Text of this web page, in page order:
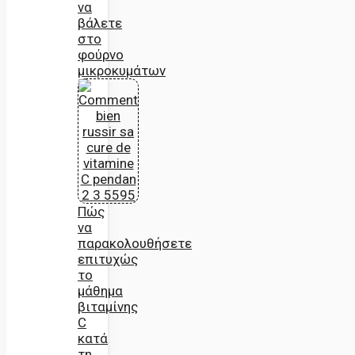
να
βάλετε
στο
φούρνο
μικροκυμάτων
Πώς
να
παρακολουθήσετε
επιτυχώς
το
μάθημα
βιταμίνης
C
κατά